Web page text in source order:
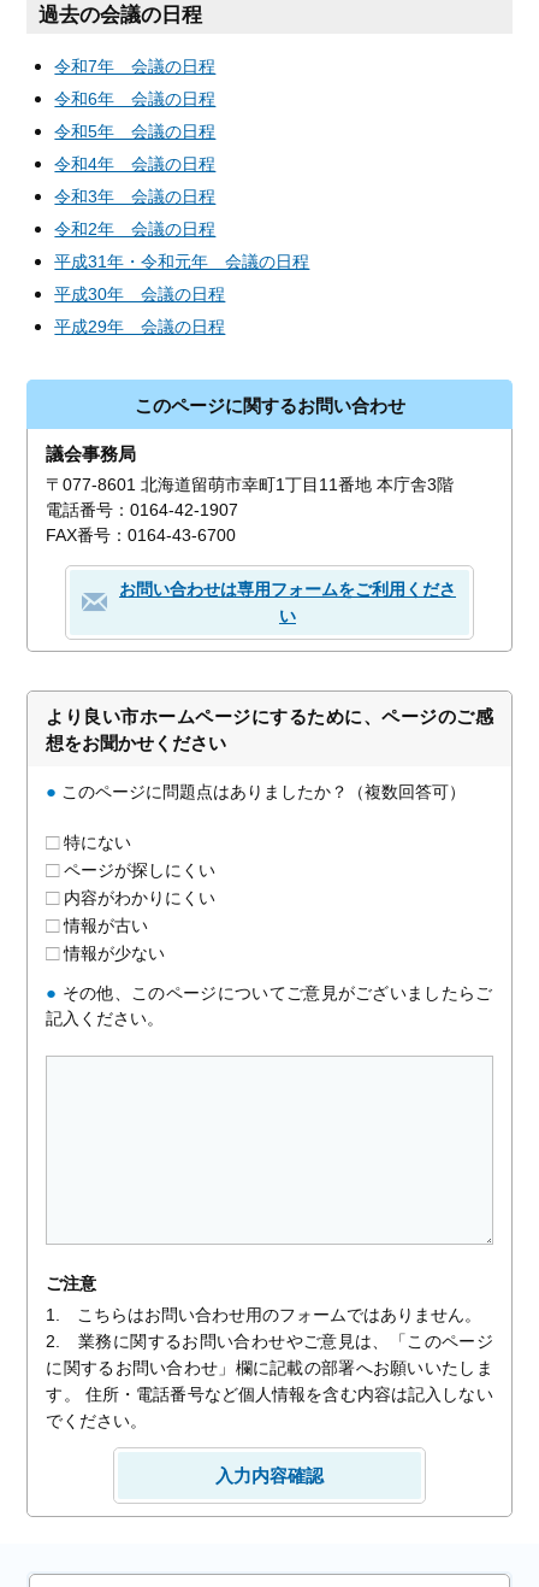
過去の会議の日程
令和7年 会議の日程
令和6年 会議の日程
令和5年 会議の日程
令和4年 会議の日程
令和3年 会議の日程
令和2年 会議の日程
平成31年・令和元年 会議の日程
平成30年 会議の日程
平成29年 会議の日程
このページに関するお問い合わせ
議会事務局
〒077-8601 北海道留萌市幸町1丁目11番地 本庁舎3階
電話番号：0164-42-1907
FAX番号：0164-43-6700
お問い合わせは専用フォームをご利用くださ
い
より良い市ホームページにするために、ページのご感
想をお聞かせください
● このページに問題点はありましたか？（複数回答可）
特にない
ページが探しにくい
内容がわかりにくい
情報が古い
情報が少ない
● その他、このページについてご意見がございましたらご
記入ください。
ご注意
1. こちらはお問い合わせ用のフォームではありません。
2. 業務に関するお問い合わせやご意見は、「このページ
に関するお問い合わせ」欄に記載の部署へお願いいたしま
す。 住所・電話番号など個人情報を含む内容は記入しない
でください。